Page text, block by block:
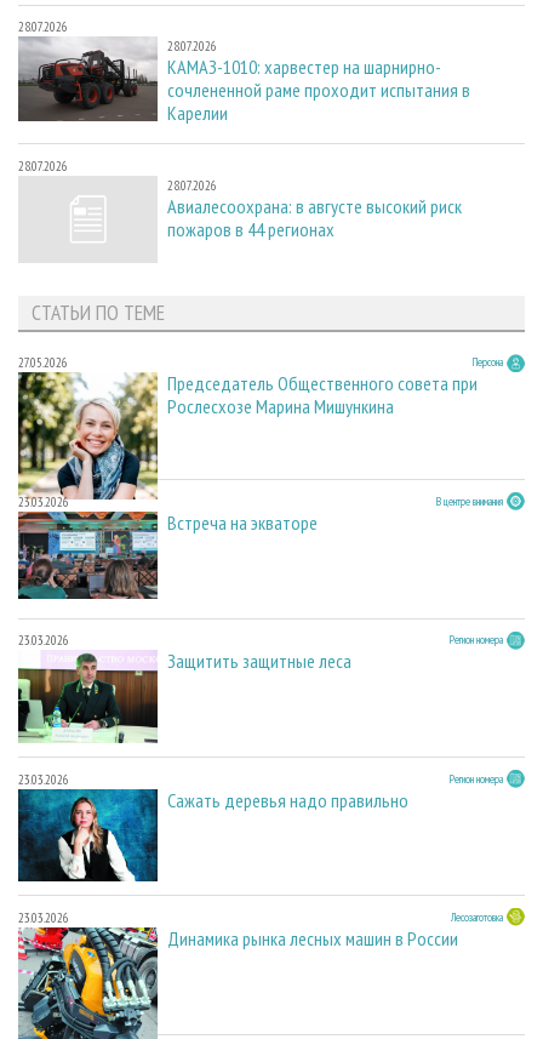
28.07.2026
28.07.2026
КАМАЗ-1010: харвестер на шарнирно-
сочлененной раме проходит испытания в
Карелии
28.07.2026
28.07.2026
Авиалесоохрана: в августе высокий риск
пожаров в 44 регионах
СТАТЬИ ПО ТЕМЕ
27.05.2026 Персона
Председатель Общественного совета при
Рослесхозе Марина Мишункина
23.03.2026 В центре внимания
Встреча на экваторе
23.03.2026 Регион номера
Защитить защитные леса
23.03.2026 Регион номера
Сажать деревья надо правильно
23.03.2026 Лесозаготовка
Динамика рынка лесных машин в России